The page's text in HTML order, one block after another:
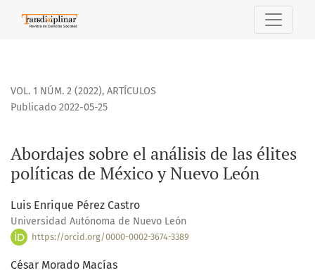
Abordajes sobre el análisis de las élites políticas de
VOL. 1 NÚM. 2 (2022), ARTÍCULOS
Abordajes sobre el análisis de las élites
políticas de México y Nuevo León
Publicado 2022-05-25
Luis Enrique Pérez Castro
Universidad Autónoma de Nuevo León
https://orcid.org/0000-0002-3674-3389
César Morado Macías